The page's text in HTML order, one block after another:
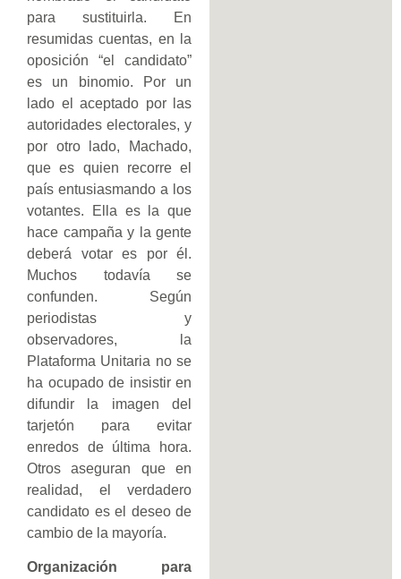
para sustituirla. En
resumidas cuentas, en la
oposición “el candidato”
es un binomio. Por un
lado el aceptado por las
autoridades electorales, y
por otro lado, Machado,
que es quien recorre el
país entusiasmando a los
votantes. Ella es la que
hace campaña y la gente
deberá votar es por él.
Muchos todavía se
confunden. Según
periodistas y
observadores, la
Plataforma Unitaria no se
ha ocupado de insistir en
difundir la imagen del
tarjetón para evitar
enredos de última hora.
Otros aseguran que en
realidad, el verdadero
candidato es el deseo de
cambio de la mayoría.
Organización para